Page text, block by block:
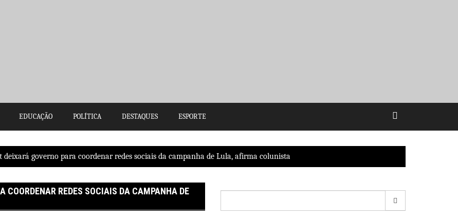
EDUCAÇÃO POLÍTICA DESTAQUES ESPORTE
deixará governo para coordenar redes sociais da campanha de Lula, afirma colunista
COORDENAR REDES SOCIAIS DA CAMPANHA DE
por: